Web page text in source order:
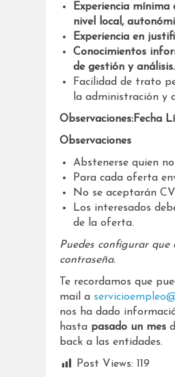
Experiencia mínima
nivel local,
Experiencia en
Conocimientos
de gestión y análisis.
Facilidad de trato
la administración y
Observaciones:Fecha
Observaciones
Abstenerse quien
Para cada oferta
No se aceptarán
Los interesados
de la oferta.
Puedes configurar
contraseña.
Te recordamos que
mail a
nos ha dado
hasta pasado un mes
back a las entidades.
Post Views: 119